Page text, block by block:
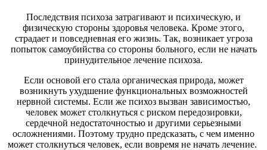
Последствия психоза затрагивают и психическую, и
физическую стороны здоровья человека. Кроме этого,
страдает и повседневная его жизнь. Так, возникает угроза
попыток самоубийства со стороны больного, если не начать
принудительное лечение психоза.
Если основой его стала органическая природа, может
возникнуть ухудшение функциональных возможностей
нервной системы. Если же психоз вызван зависимостью,
человек может столкнуться с риском передозировки,
сердечной недостаточностью и другими серьезными
осложнениями. Поэтому трудно предсказать, с чем именно
может столкнуться человек, если вовремя не начать лечение.